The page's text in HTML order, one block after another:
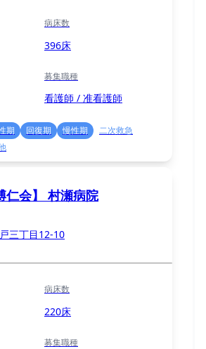
病床数
396床
募集職種
看護師 / 准看護師
期 回復期 慢性期
二次救急
仁会】 村瀬病院
三丁目12-10
病床数
220床
募集職種